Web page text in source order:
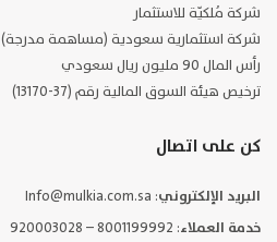
شركة مُلكيّة للاستثمار
شركة استثمارية سعودية (مساهمة مدرجة)
رأس المال 90 مليون ريال سعودي
ترخيص هيئة السوق المالية رقم (37-13170)
كن على اتصال
البريد الإلكتروني: Info@mulkia.com.sa
خدمة العملاء: 8001199992 – 920003028